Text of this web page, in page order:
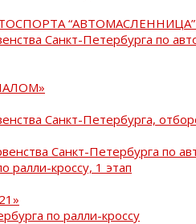
Санкт-Петербурга по
Санкт-Петербурга,
Санкт-Петербурга по
ралли-кроссу, 1 этап
по ралли-кроссу